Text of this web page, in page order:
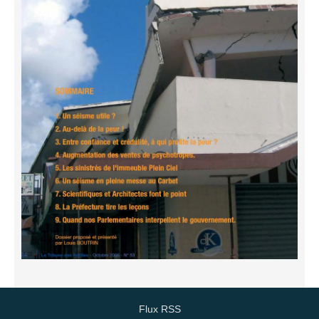
Flux RSS